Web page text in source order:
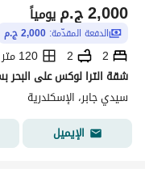
ج.م2,000 يومياً
الدفعة المقدّمة: 2,000 ج.م
2
2
120 متر مربع
شقة الترا لوكس على البحر
سيدي جابر، الإسكندرية
الإيميل